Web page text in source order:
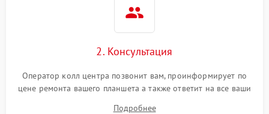
Питание и аккумулятор
2. Консультация
Оператор колл центра позвонит вам, проинформирует по
цене ремонта вашего планшета а также ответит на все ваши
Подробнее